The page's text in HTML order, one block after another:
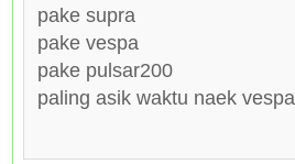
pake supra
pake vespa
pake pulsar200
paling asik waktu naek vespa